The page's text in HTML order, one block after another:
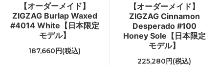
【オーダーメイド】
ZIGZAG Burlap Waxed
#4014 White【日本限定
モデル】
187,660円(税込)
【オーダーメイド】
ZIGZAG Cinnamon
Desperado #100
Honey Sole【日本限定
モデル】
225,280円(税込)